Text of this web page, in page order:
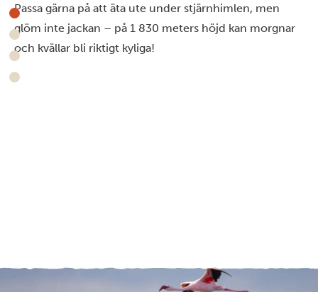
Passa gärna på att äta ute under stjärnhimlen, men
glöm inte jackan – på 1 830 meters höjd kan morgnar
och kvällar bli riktigt kyliga!